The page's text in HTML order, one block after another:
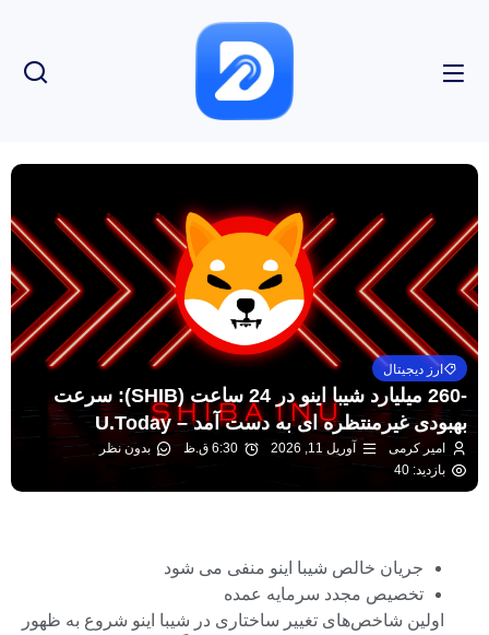
ارز دیجیتال
-260 میلیارد شیبا اینو در 24 ساعت (SHIB): سرعت
بهبودی غیرمنتظره ای به دست آمد – U.Today
امیر کرمی آوریل 11, 2026 6:30 ق.ظ
بدون نظر
بازدید: 40
جریان خالص شیبا اینو منفی می شود
تخصیص مجدد سرمایه عمده
اولین شاخص‌های تغییر ساختاری در شیبا اینو شروع به ظهور